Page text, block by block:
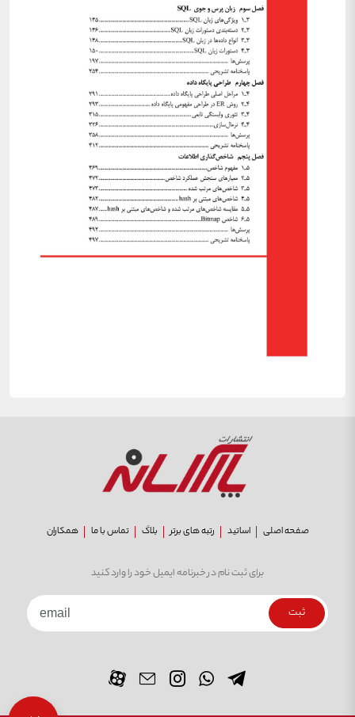
صفحه اصلی اساتید رتبه های برتر بلاگ تماس با ما همکاران
برای ثبت نام در خبرنامه ایمیل خود را وارد کنید
ثبت